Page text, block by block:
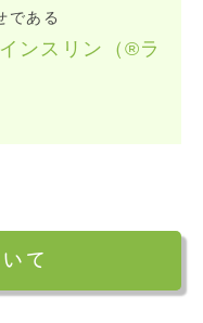
である
ンスリン（®ラ
て